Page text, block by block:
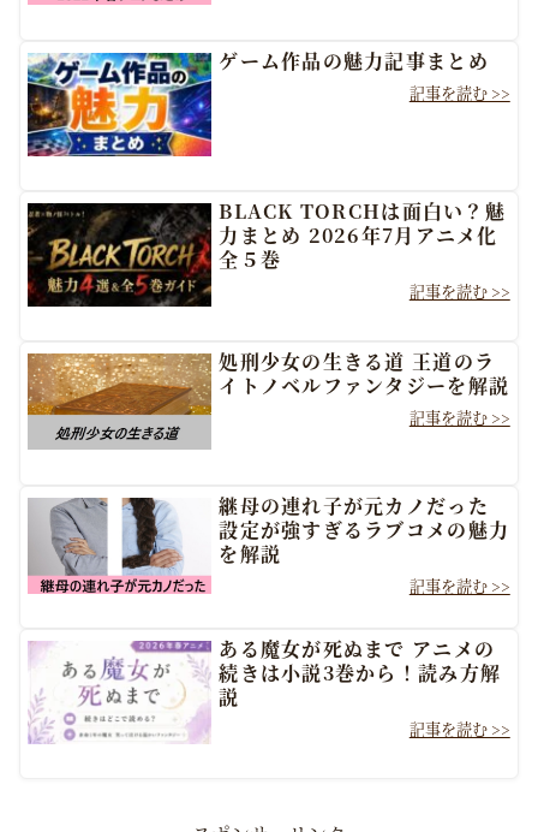
ゲーム作品の魅力記事まとめ
BLACK TORCHは面白い？魅
力まとめ 2026年7月アニメ化
全５巻
処刑少女の生きる道 王道のラ
イトノベルファンタジーを解説
継母の連れ子が元カノだった
設定が強すぎるラブコメの魅力
を解説
ある魔女が死ぬまで アニメの
続きは小説3巻から！読み方解
説